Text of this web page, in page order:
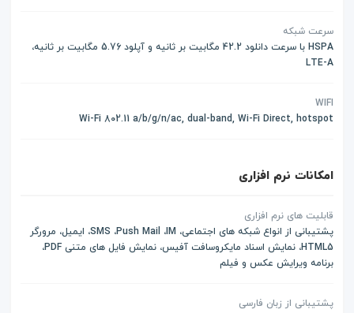
سرعت شبکه
HSPA با سرعت دانلود 42.2 مگابیت بر ثانیه و آپلود 5.76 مگابیت بر ثانیه،
LTE-A
WIFI
Wi-Fi 802.11 a/b/g/n/ac, dual-band, Wi-Fi Direct, hotspot
امکانات نرم افزاری
قابلیت های نرم افزاری
پشتیبانی از انواع شبکه های اجتماعی، SMS ،Push Mail ،IM، ایمیل، مرورگر
HTML5، نمایش اسناد مایکروسافت آفیس، نمایش فایل های متنی PDF،
برنامه ویرایش عکس و فیلم
پشتیبانی از زبان فارسی